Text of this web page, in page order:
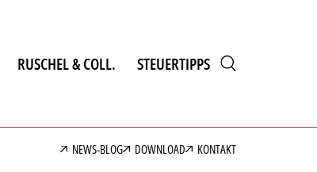
RUSCHEL & COLL. STEUERTIPPS
NEWS-BLOG DOWNLOAD KONTAKT